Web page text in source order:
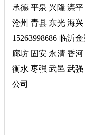
承德 平泉 兴隆 滦
沧州 青县 东光 海
15263998686 临沂
廊坊 固安 永清 香
衡水 枣强 武邑 武
公司